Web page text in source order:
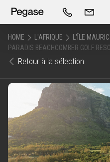
HOME L'AFRIQUE L'ÎLE
PARADIS BEACHCOMBER GOLF
Retour à la sélection